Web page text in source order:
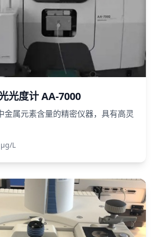
光度计 AA-7000
金属元素含量的精密仪器，具有高灵
L